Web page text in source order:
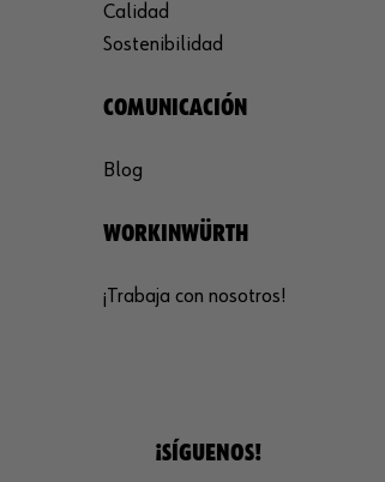
Calidad
Sostenibilidad
COMUNICACIÓN
Blog
WORKINWÜRTH
¡Trabaja con nosotros!
¡SÍGUENOS!